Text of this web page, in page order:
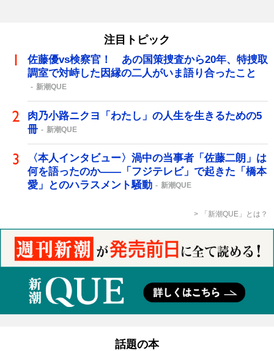
注目トピック
佐藤優vs検察官！ あの国策捜査から20年、特捜取
調室で対峙した因縁の二人がいま語り合ったこと
新潮QUE
肉乃小路ニクヨ「わたし」の人生を生きるための5
冊
新潮QUE
〈本人インタビュー〉渦中の当事者「佐藤二朗」は
何を語ったのか――「フジテレビ」で起きた「橋本
愛」とのハラスメント騒動
新潮QUE
「新潮QUE」とは？
話題の本